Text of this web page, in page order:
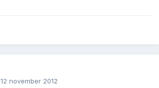
12 november 2012